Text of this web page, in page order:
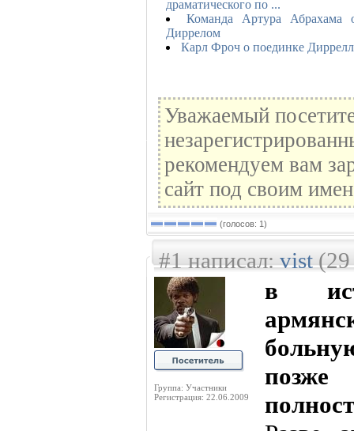
драматического по ...
Команда Артура Абрахама
Диррелом
Карл Фроч о поединке
Уважаемый
рекомендуем вам
сайт под своим
(голосов: 1)
#1 написал:vist(29
Группа: Участники
Регистрация: 22.06.2009
в